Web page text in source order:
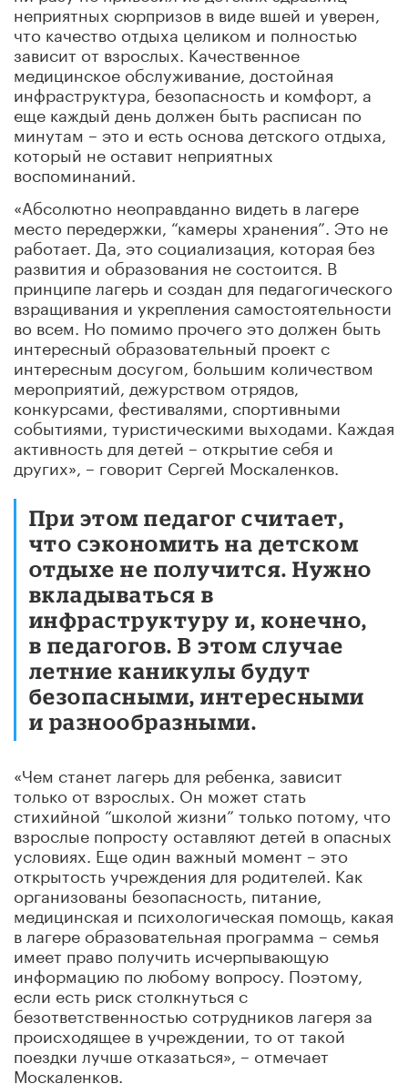
неприятных сюрпризов в виде вшей и уверен,
что качество отдыха целиком и полностью
зависит от взрослых. Качественное
медицинское обслуживание, достойная
инфраструктура, безопасность и комфорт, а
еще каждый день должен быть расписан по
минутам – это и есть основа детского отдыха,
который не оставит неприятных
воспоминаний.
«Абсолютно неоправданно видеть в лагере
место передержки, “камеры хранения”. Это не
работает. Да, это социализация, которая без
развития и образования не состоится. В
принципе лагерь и создан для педагогического
взращивания и укрепления самостоятельности
во всем. Но помимо прочего это должен быть
интересный образовательный проект с
интересным досугом, большим количеством
мероприятий, дежурством отрядов,
конкурсами, фестивалями, спортивными
событиями, туристическими выходами. Каждая
активность для детей – открытие себя и
других», – говорит Сергей Москаленков.
При этом педагог считает,
что сэкономить на детском
отдыхе не получится. Нужно
вкладываться в
инфраструктуру и, конечно,
в педагогов. В этом случае
летние каникулы будут
безопасными, интересными
и разнообразными.
«Чем станет лагерь для ребенка, зависит
только от взрослых. Он может стать
стихийной “школой жизни” только потому, что
взрослые попросту оставляют детей в опасных
условиях. Еще один важный момент – это
открытость учреждения для родителей. Как
организованы безопасность, питание,
медицинская и психологическая помощь, какая
в лагере образовательная программа – семья
имеет право получить исчерпывающую
информацию по любому вопросу. Поэтому,
если есть риск столкнуться с
безответственностью сотрудников лагеря за
происходящее в учреждении, то от такой
поездки лучше отказаться», – отмечает
Москаленков.